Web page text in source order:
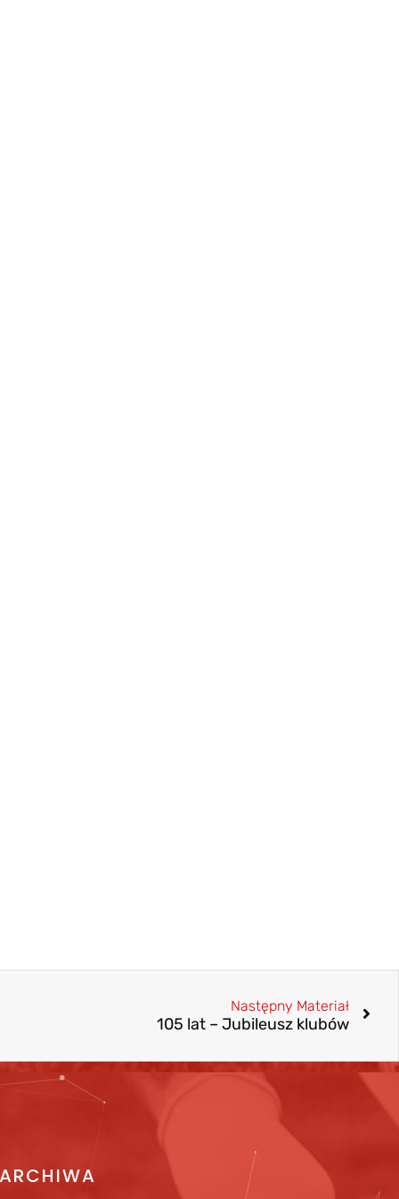
Następny Materiał
105 lat – Jubileusz klubów
ARCHIWA